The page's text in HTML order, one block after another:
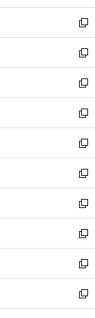
開
く
ウ
で
開
く
ン
ド
ウ
で
開
く
ウ
ィ
ン
ド
ウ
で
開
く
新
し
い
ウ
ィ
ン
ド
ウ
で
開
く
新
し
い
ウ
ィ
ン
ド
ウ
で
開
く
新
し
い
ウ
ィ
ン
ド
ウ
で
開
く
新
し
い
ウ
ィ
ン
ド
ウ
で
開
く
新
し
い
ウ
ィ
ン
ド
ウ
で
開
く
新
し
い
ウ
ィ
ン
ド
ウ
で
開
新
し
い
ウ
ィ
ン
ド
ウ
新
し
い
ウ
ィ
ン
新
し
い
ウ
新
し